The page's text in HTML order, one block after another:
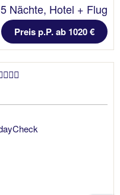
5 Nächte, Hotel + Flug
Preis p.P. ab 1020 €